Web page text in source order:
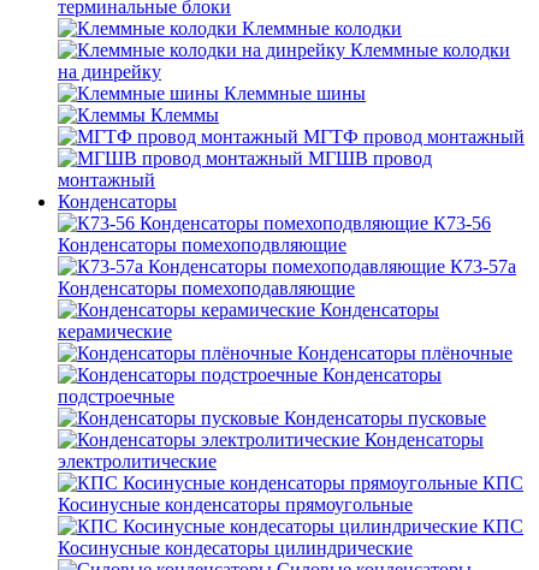
терминальные блоки
Клеммные колодки
Клеммные колодки
на динрейку
Клеммные шины
Клеммы
МГТФ провод монтажный
МГШВ провод
монтажный
Конденсаторы
К73-56
Конденсаторы помехоподвляющие
К73-57а
Конденсаторы помехоподавляющие
Конденсаторы
керамические
Конденсаторы плёночные
Конденсаторы
подстроечные
Конденсаторы пусковые
Конденсаторы
электролитические
КПС
Косинусные конденсаторы прямоугольные
КПС
Косинусные кондесаторы цилиндрические